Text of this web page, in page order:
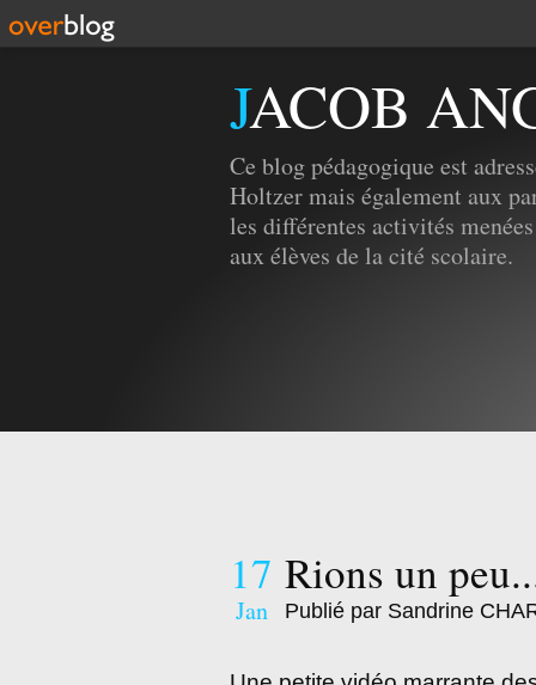
JACOB
Ce blog pédagogique est
Holtzer mais également aux
les différentes activités
aux élèves de la cité scolaire.
17
Jan
Rions un
Publié par Sandrine